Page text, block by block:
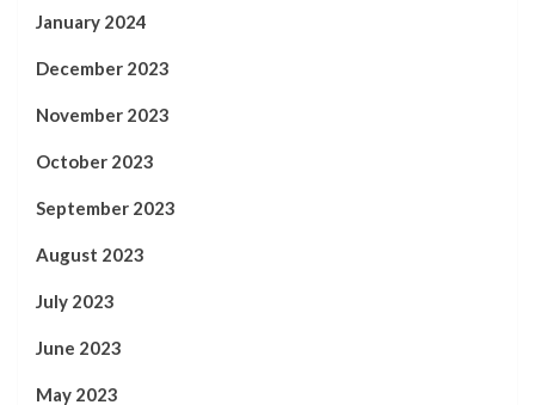
January 2024
December 2023
November 2023
October 2023
September 2023
August 2023
July 2023
June 2023
May 2023